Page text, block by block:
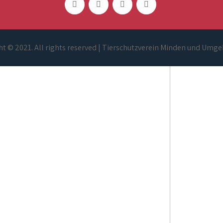
© 2021. All rights reserved | Tierschutzverein Minden und